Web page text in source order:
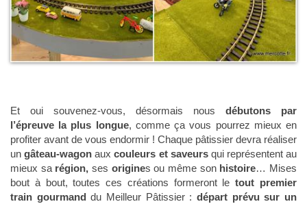
Et oui souvenez-vous, désormais nous débutons par
l’épreuve la plus longue, comme ça vous pourrez mieux en
profiter avant de vous endormir ! Chaque pâtissier devra réaliser
ungâteau-wagonauxcouleurs et saveursqui représentent au
mieux sa région, ses origines ou même son histoire… Mises
bout à bout, toutes ces créations formeront letout premier
train gourmand du Meilleur Pâtissier : départ prévu sur un